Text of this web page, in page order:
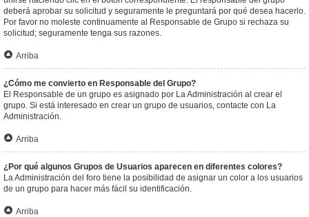
deberá aprobar su solicitud y seguramente le preguntará por qué desea hacerlo.
Por favor no moleste continuamente al Responsable de Grupo si rechaza su
solicitud; seguramente tenga sus razones.
Arriba
¿Cómo me convierto en Responsable del Grupo?
El Responsable de un grupo es asignado por La Administración al crear el
grupo. Si está interesado en crear un grupo de usuarios, contacte con La
Administración.
Arriba
¿Por qué algunos Grupos de Usuarios aparecen en diferentes colores?
La Administración del foro tiene la posibilidad de asignar un color a los usuarios
de un grupo para hacer más fácil su identificación.
Arriba